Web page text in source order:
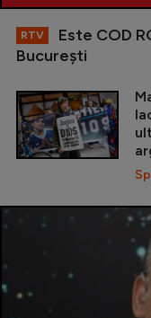
RTV
Este COD
Bucureşti